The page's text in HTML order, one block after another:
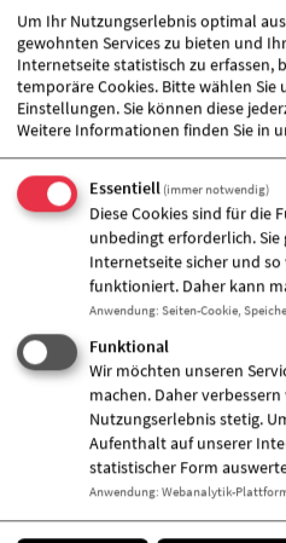
Mal abgesehen davon, dass
wird, überhaupt ausreichend
bekommen, steigen die
sind keine Einzelfälle mehr.
Mitarbeitende geht, wird
Bestandteil der
beziehungsweise bei
aufsuchender
über die Entgelte verhandelt
letzterem sind derzeit wohl
Landkreise und kreisfreie
bereit. Welche Auswirkungen
Betriebskosten mit Blick auf
Finanzierungsübernahme
derzeit nur erahnen. Formell
Gemeinden mit in der Pflicht.
Kostenübernahmezusagen
angespannten
erwarten. Und - so mögliche
Träger werden gezwungen
ganz zeitnah an die
Um Ihr Nutzungserlebnis optimal
gewohnten Services zu bieten und
Internetseite statistisch zu erfassen,
temporäre Cookies. Bitte wählen Sie
Einstellungen. Sie können diese
Weitere Informationen finden Sie in
Essentiell (immer notwendig)
Diese Cookies sind für die
unbedingt erforderlich. Sie
Internetseite sicher und
funktioniert. Daher kann
Anwendung: Seiten-Cookie,
Funktional
Wir möchten unseren
machen. Daher
Nutzungserlebnis stetig.
Aufenthalt auf unserer
statistischer Form
Anwendung: Webanalytik-